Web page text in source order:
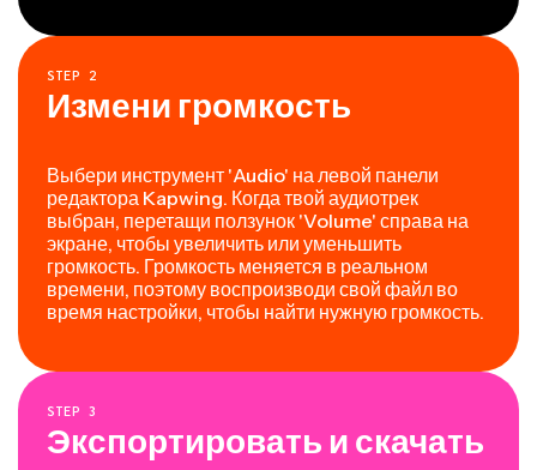
STEP 2
Измени громкость
Выбери инструмент 'Audio' на левой панели
редактора Kapwing. Когда твой аудиотрек
выбран, перетащи ползунок 'Volume' справа на
экране, чтобы увеличить или уменьшить
громкость. Громкость меняется в реальном
времени, поэтому воспроизводи свой файл во
время настройки, чтобы найти нужную громкость.
STEP 3
Экспортировать и скачать